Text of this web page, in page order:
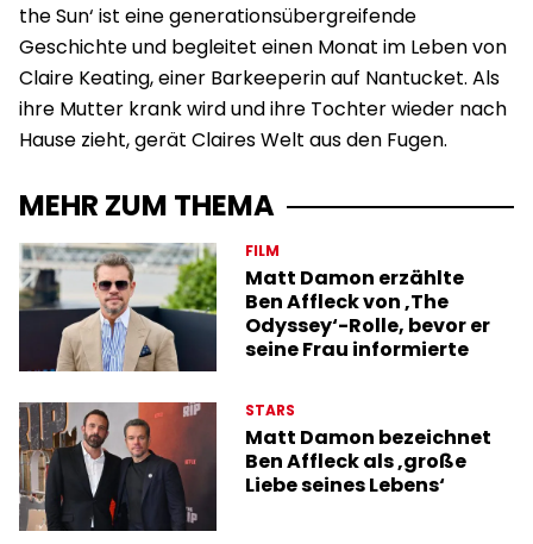
the Sun‘ ist eine generationsübergreifende
Geschichte und begleitet einen Monat im Leben von
Claire Keating, einer Barkeeperin auf Nantucket. Als
ihre Mutter krank wird und ihre Tochter wieder nach
Hause zieht, gerät Claires Welt aus den Fugen.
MEHR ZUM THEMA
FILM
Matt Damon erzählte
Ben Affleck von ‚The
Odyssey‘-Rolle, bevor er
seine Frau informierte
STARS
Matt Damon bezeichnet
Ben Affleck als ‚große
Liebe seines Lebens‘